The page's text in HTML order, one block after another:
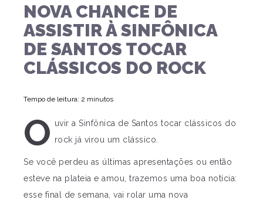
NOVA CHANCE DE
ASSISTIR À SINFÔNICA
DE SANTOS TOCAR
CLÁSSICOS DO ROCK
Tempo de leitura: 2 minutos
O uvir a Sinfônica de Santos tocar clássicos do
rock já virou um clássico.
Se você perdeu as últimas apresentações ou então
esteve na plateia e amou, trazemos uma boa notícia:
esse final de semana, vai rolar uma nova